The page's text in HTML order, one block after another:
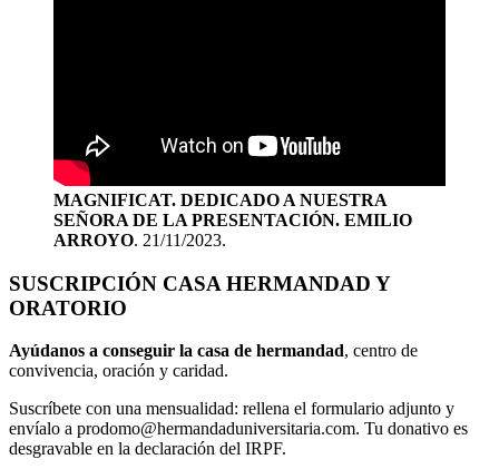
MAGNIFICAT. DEDICADO A NUESTRA
SEÑORA DE LA PRESENTACIÓN. EMILIO
ARROYO. 21/11/2023.
SUSCRIPCIÓN CASA HERMANDAD Y
ORATORIO
Ayúdanos a conseguir la casa de hermandad, centro de
convivencia, oración y caridad.
Suscríbete con una mensualidad: rellena el formulario adjunto y
envíalo a prodomo@hermandaduniversitaria.com. Tu donativo es
desgravable en la declaración del IRPF.